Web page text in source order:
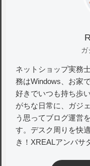
ガ
ネットショップ実務
務はWindows、お家
好きでいつも持ち歩
がちな日常に、ガジ
う思ってブログ運営
す。デスク周りを快
き！XREALアンバサ